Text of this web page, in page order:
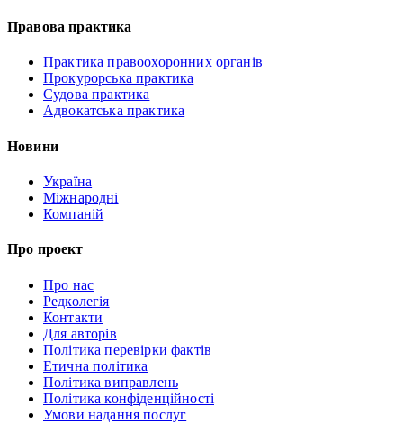
Правова практика
Практика правоохоронних органів
Прокурорська практика
Судова практика
Адвокатська практика
Новини
Україна
Міжнародні
Компаній
Про проект
Про нас
Редколегія
Контакти
Для авторів
Політика перевірки фактів
Етична політика
Політика виправлень
Політика конфіденційності
Умови надання послуг